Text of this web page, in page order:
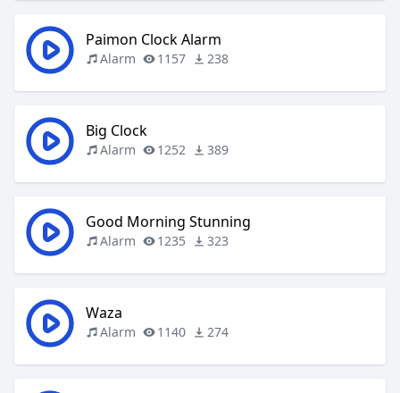
Paimon Clock Alarm
Alarm 1157 238
Big Clock
Alarm 1252 389
Good Morning Stunning
Alarm 1235 323
Waza
Alarm 1140 274